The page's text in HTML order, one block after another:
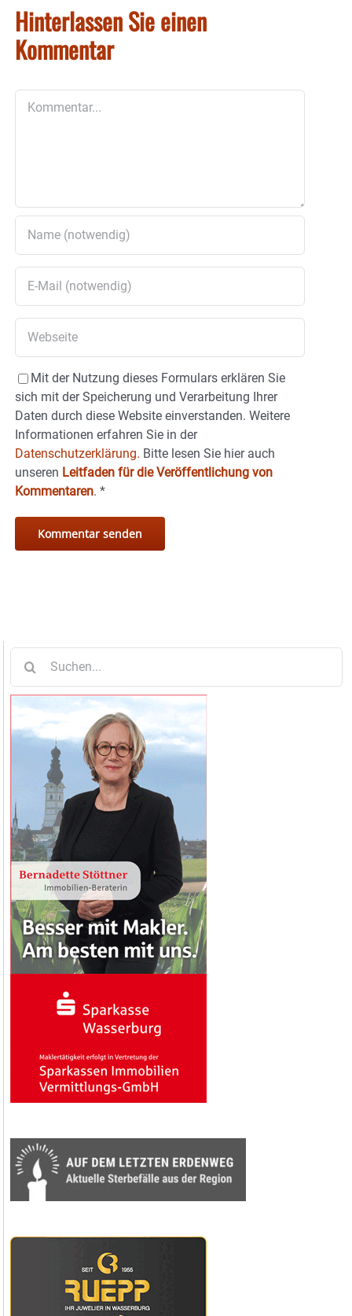
Hinterlassen Sie einen
Kommentar
Mit der Nutzung dieses Formulars erklären Sie
sich mit der Speicherung und Verarbeitung Ihrer
Daten durch diese Website einverstanden. Weitere
Informationen erfahren Sie in der
Datenschutzerklärung. Bitte lesen Sie hier auch
unseren Leitfaden für die Veröffentlichung von
Kommentaren. *
nach: